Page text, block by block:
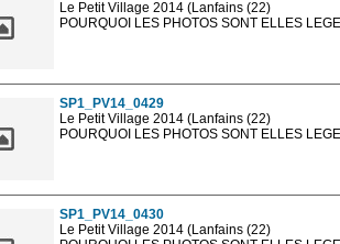
Le Petit Village 2014 (Lanfains (22)
POURQUOI LES PHOTOS SONT ELLES
SP1_PV14_0429
Le Petit Village 2014 (Lanfains (22)
POURQUOI LES PHOTOS SONT ELLES
SP1_PV14_0430
Le Petit Village 2014 (Lanfains (22)